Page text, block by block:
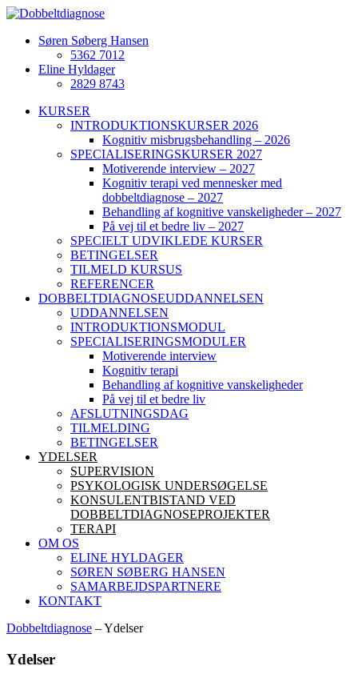
Søren Søberg Hansen
5362 7012
Eline Hyldager
2829 8743
KURSER
INTRODUKTIONSKURSER 2026
Kognitiv misbrugsbehandling – 2026
SPECIALISERINGSKURSER 2027
Motiverende interview – 2027
Kognitiv terapi ved mennesker med
dobbeltdiagnose – 2027
Behandling af kognitive vanskeligheder – 2027
På vej til et bedre liv – 2027
SPECIELT UDVIKLEDE KURSER
BETINGELSER
TILMELD KURSUS
REFERENCER
DOBBELTDIAGNOSEUDDANNELSEN
UDDANNELSEN
INTRODUKTIONSMODUL
SPECIALISERINGSMODULER
Motiverende interview
Kognitiv terapi
Behandling af kognitive vanskeligheder
På vej til et bedre liv
AFSLUTNINGSDAG
TILMELDING
BETINGELSER
YDELSER
SUPERVISION
PSYKOLOGISK UNDERSØGELSE
KONSULENTBISTAND VED
DOBBELTDIAGNOSEPROJEKTER
TERAPI
OM OS
ELINE HYLDAGER
SØREN SØBERG HANSEN
SAMARBEJDSPARTNERE
KONTAKT
Dobbeltdiagnose –Ydelser
Ydelser